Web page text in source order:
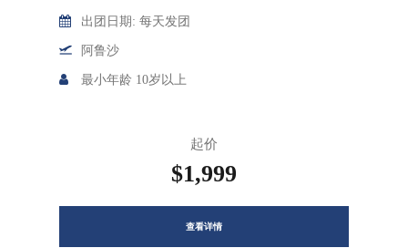
出团日期: 每天发团
阿鲁沙
最小年龄 10岁以上
起价
$1,999
查看详情